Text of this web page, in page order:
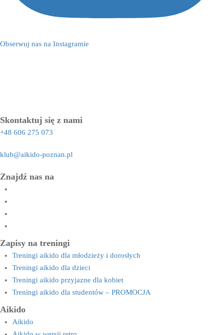
Obserwuj nas na Instagramie
Skontaktuj się z nami
+48 606 275 073
klub@aikido-poznan.pl
Znajdź nas na
Zapisy na treningi
Treningi aikido dla młodzieży i dorosłych
Treningi aikido dla dzieci
Treningi aikido przyjazne dla kobiet
Treningi aikido dla studentów – PROMOCJA
Aikido
Aikido